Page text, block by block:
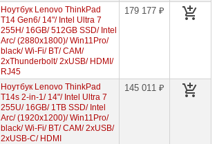
Ноутбук Lenovo ThinkPad
T14 Gen6/ 14"/ Intel Ultra 7
255H/ 16GB/ 512GB SSD/ Intel
Arc/ (2880x1800)/ Win11Pro/
black/ Wi-Fi/ BT/ CAM/
2xThunderbolt/ 2xUSB/ HDMI/
RJ45
179 177 ₽
Ноутбук Lenovo ThinkPad
T14s 2-in-1/ 14"/ Intel Ultra 7
255U/ 16GB/ 1TB SSD/ Intel
Arc/ (1920x1200)/ Win11Pro/
black/ Wi-Fi/ BT/ CAM/ 2xUSB/
2xUSB-C/ HDMI
145 011 ₽